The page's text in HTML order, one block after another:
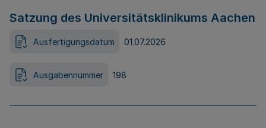
Satzung des Universitätsklinikums Aachen
Ausfertigungsdatum 01.07.2026
Ausgabennummer 198